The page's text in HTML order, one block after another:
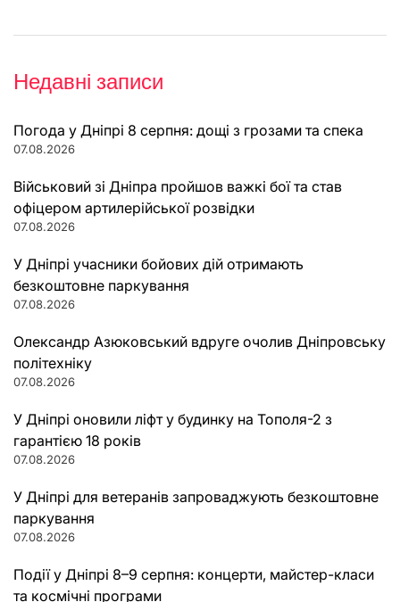
Недавні записи
Погода у Дніпрі 8 серпня: дощі з грозами та спека
07.08.2026
Військовий зі Дніпра пройшов важкі бої та став
офіцером артилерійської розвідки
07.08.2026
У Дніпрі учасники бойових дій отримають
безкоштовне паркування
07.08.2026
Олександр Азюковський вдруге очолив Дніпровську
політехніку
07.08.2026
У Дніпрі оновили ліфт у будинку на Тополя-2 з
гарантією 18 років
07.08.2026
У Дніпрі для ветеранів запроваджують безкоштовне
паркування
07.08.2026
Події у Дніпрі 8–9 серпня: концерти, майстер-класи
та космічні програми